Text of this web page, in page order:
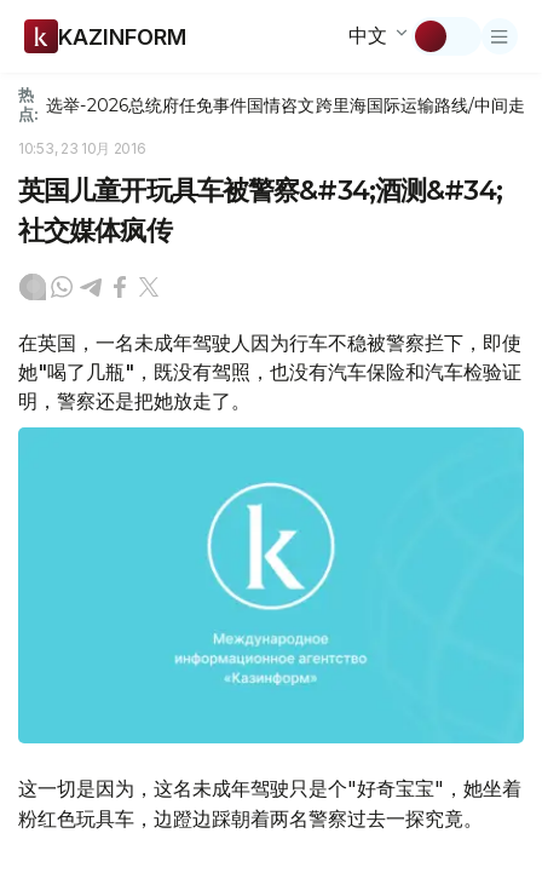
KAZINFORM 中文
热
点: 选举-2026总统府任免事件国情咨文跨里海国际运输路线/中间走廊
10:53, 23 10月 2016
英国儿童开玩具车被警察&#34;酒测&#34;
社交媒体疯传
在英国，一名未成年驾驶人因为行车不稳被警察拦下，即使
她"喝了几瓶"，既没有驾照，也没有汽车保险和汽车检验证
明，警察还是把她放走了。
这一切是因为，这名未成年驾驶只是个"好奇宝宝"，她坐着
粉红色玩具车，边蹬边踩朝着两名警察过去一探究竟。